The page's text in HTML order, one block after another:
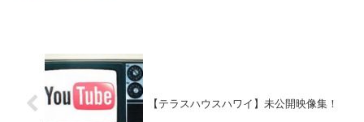
【テラスハウスハワイ】未公開映像集！